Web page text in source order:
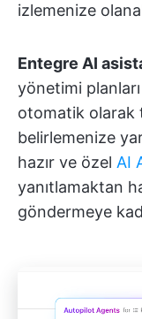
izlemenize
Entegre AI
yönetimi
otomatik olarak
belirlemenize
hazır ve özel AI
yanıtlamaktan
göndermeye